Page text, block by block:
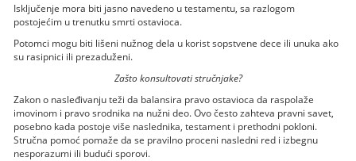
Isključenje mora biti jasno navedeno u testamentu, sa razlogom
postojećim u trenutku smrti ostavioca.
Potomci mogu biti lišeni nužnog dela u korist sopstvene dece ili unuka ako
su rasipnici ili prezaduženi.
Zašto konsultovati stručnjake?
Zakon o nasleđivanju teži da balansira pravo ostavioca da raspolaže
imovinom i pravo srodnika na nužni deo. Ovo često zahteva pravni savet,
posebno kada postoje više naslednika, testament i prethodni pokloni.
Stručna pomoć pomaže da se pravilno proceni nasledni red i izbegnu
nesporazumi ili budući sporovi.